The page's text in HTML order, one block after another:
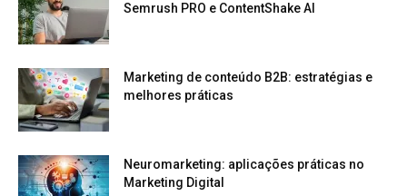
Semrush PRO e ContentShake AI
Marketing de conteúdo B2B: estratégias e
melhores práticas
Neuromarketing: aplicações práticas no
Marketing Digital